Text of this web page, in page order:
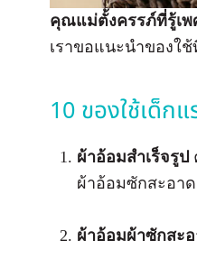
คุณแม่ตั้งครรภ์ที่รู้เพ
เราขอแนะนำของใ
10 ของใช้เด็ก
ผ้าอ้อมสำเร็จรูป
ผ้าอ้อมซักสะอาด
ผ้าอ้อมผ้าซักสะ